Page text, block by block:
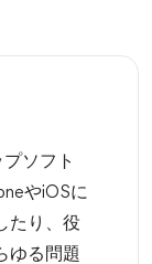
ソフト
やiOSに
たり、役
ゆる問題